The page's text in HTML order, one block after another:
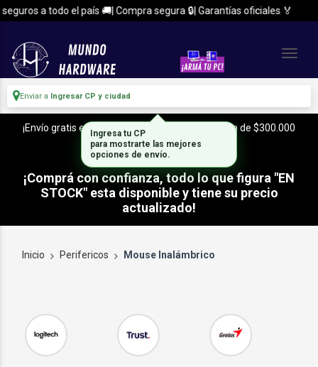
a todo el país 🚚| Compra segura 🔒| Garantías oficiales 🏅
Enviar a Ingresar CP y ciudad
¡Envío gratis en CABA y Zona Sur, con tu compra de $300.000
o mas!
¡Comprá con confianza, todo lo que figura "EN
STOCK" esta disponible y tiene su precio
actualizado!
Inicio Perifericos Mouse Inalámbrico
Ingresa tu CP
para mostrarte las mejores
opciones de envío.